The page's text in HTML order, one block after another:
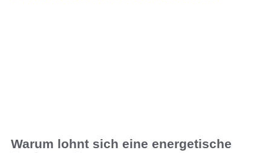
Warum lohnt sich eine energetische